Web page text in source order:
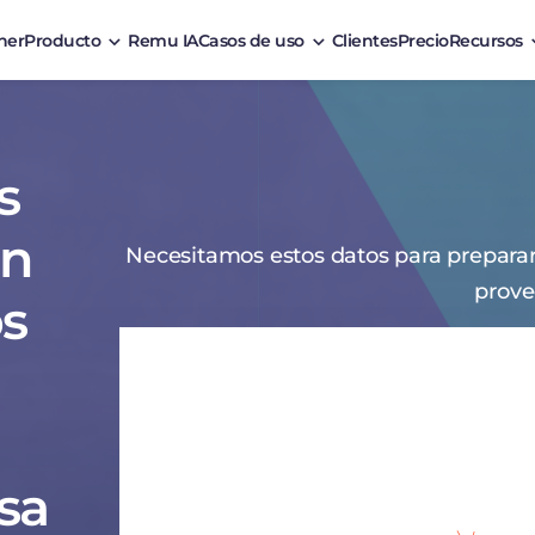
Producto Remu IACasos de uso ClientesPrecioRecursos
Necesitamos estos datos para